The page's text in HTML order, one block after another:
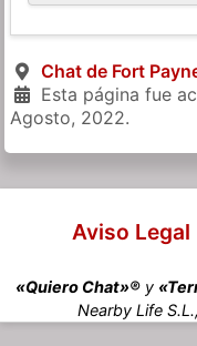
Chat de Fort
Esta página fue
Agosto, 2022.
Aviso Legal
«Quiero Chat»®y
Nearby Life